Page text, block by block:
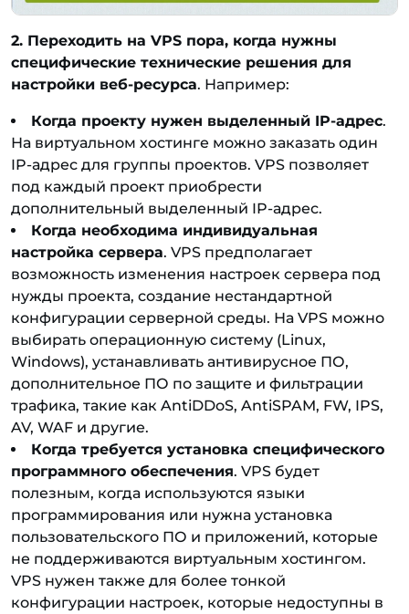
2. Переходить на VPS пора, когда нужны
специфические технические решения для
настройки веб-ресурса. Например:
Когда проекту нужен выделенный IP-адрес.
На виртуальном хостинге можно заказать один
IP-адрес для группы проектов. VPS позволяет
под каждый проект приобрести
дополнительный выделенный IP-адрес.
Когда необходима индивидуальная
настройка сервера. VPS предполагает
возможность изменения настроек сервера под
нужды проекта, создание нестандартной
конфигурации серверной среды. На VPS можно
выбирать операционную систему (Linux,
Windows), устанавливать антивирусное ПО,
дополнительное ПО по защите и фильтрации
трафика, такие как AntiDDoS, AntiSPAM, FW, IPS,
AV, WAF и другие.
Когда требуется установка специфического
программного обеспечения. VPS будет
полезным, когда используются языки
программирования или нужна установка
пользовательского ПО и приложений, которые
не поддерживаются виртуальным хостингом.
VPS нужен также для более тонкой
конфигурации настроек, которые недоступны в